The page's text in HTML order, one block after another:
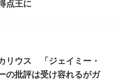
点王に
リウス 「ジェイミー・
の批評は受け容れるがガ